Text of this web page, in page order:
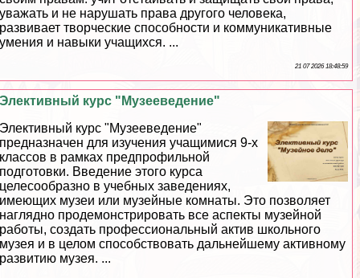
уважать и не нарушать права другого человека,
развивает творческие способности и коммуникативные
умения и навыки учащихся. ...
21 07 2026 18:48:59
Элективный курс "Музееведение"
Элективный курс "Музееведение"
предназначен для изучения учащимися 9-х
классов в рамках предпрофильной
подготовки. Введение этого курса
целесообразно в учебных заведениях,
имеющих музеи или музейные комнаты. Это позволяет
наглядно продемонстрировать все аспекты музейной
работы, создать профессиональный актив школьного
музея и в целом способствовать дальнейшему активному
развитию музея. ...